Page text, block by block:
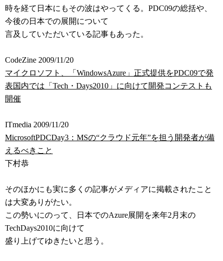
時を経て日本にもその波はやってくる。PDC09の総括や、
今後の日本での展開について
言及していただいている記事もあった。
CodeZine 2009/11/20
マイクロソフト、「WindowsAzure」正式提供をPDC09で発
表国内では「Tech・Days2010」に向けて開発コンテストも
開催
ITmedia 2009/11/20
MicrosoftPDCDay3：MSの“クラウド元年”を担う開発者が備
えるべきこと
下村恭
そのほかにも実に多くの記事がメディアに掲載されたこと
は大変ありがたい。
この勢いにのって、日本でのAzure展開を来年2月末の
TechDays2010に向けて
盛り上げてゆきたいと思う。